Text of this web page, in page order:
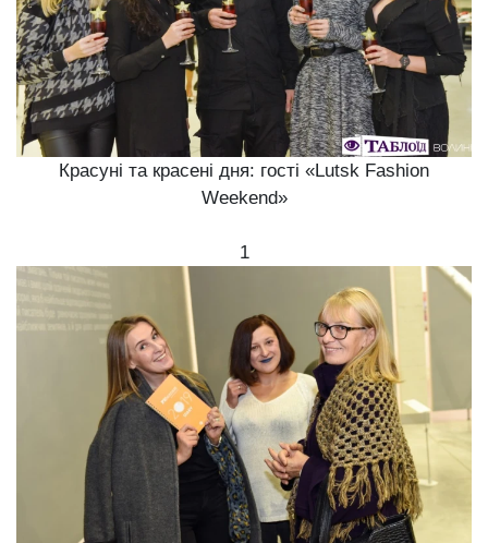
Красуні та красені дня: гості «Lutsk Fashion
Weekend»
1